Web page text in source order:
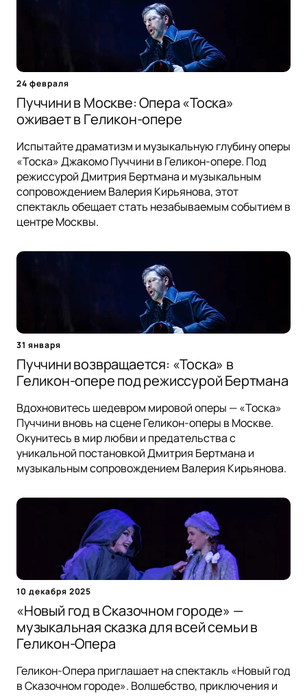
24 февраля
Пуччини в Москве: Опера «Тоска»
оживает в Геликон-опере
Испытайте драматизм и музыкальную глубину оперы
«Тоска» Джакомо Пуччини в Геликон-опере. Под
режиссурой Дмитрия Бертмана и музыкальным
сопровождением Валерия Кирьянова, этот
спектакль обещает стать незабываемым событием в
центре Москвы.
31 января
Пуччини возвращается: «Тоска» в
Геликон-опере под режиссурой Бертмана
Вдохновитесь шедевром мировой оперы — «Тоска»
Пуччини вновь на сцене Геликон-оперы в Москве.
Окунитесь в мир любви и предательства с
уникальной постановкой Дмитрия Бертмана и
музыкальным сопровождением Валерия Кирьянова.
10 декабря 2025
«Новый год в Сказочном городе» —
музыкальная сказка для всей семьи в
Геликон-Опера
Геликон-Опера приглашает на спектакль «Новый год
в Сказочном городе». Волшебство, приключения и